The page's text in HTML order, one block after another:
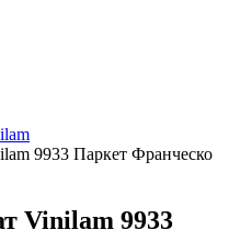
9933 Паркет Франческо
Vinilam 9933